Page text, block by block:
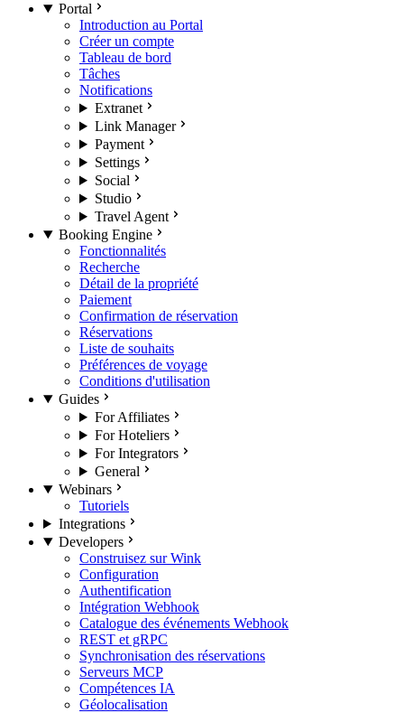
Portal
Introduction au Portal
Créer un compte
Tableau de bord
Tâches
Notifications
Extranet
Link Manager
Payment
Settings
Social
Studio
Travel Agent
Booking Engine
Fonctionnalités
Recherche
Détail de la propriété
Paiement
Confirmation de réservation
Réservations
Liste de souhaits
Préférences de voyage
Conditions d'utilisation
Guides
For Affiliates
For Hoteliers
For Integrators
General
Webinars
Tutoriels
Integrations
Developers
Construisez sur Wink
Configuration
Authentification
Intégration Webhook
Catalogue des événements Webhook
REST et gRPC
Synchronisation des réservations
Serveurs MCP
Compétences IA
Géolocalisation